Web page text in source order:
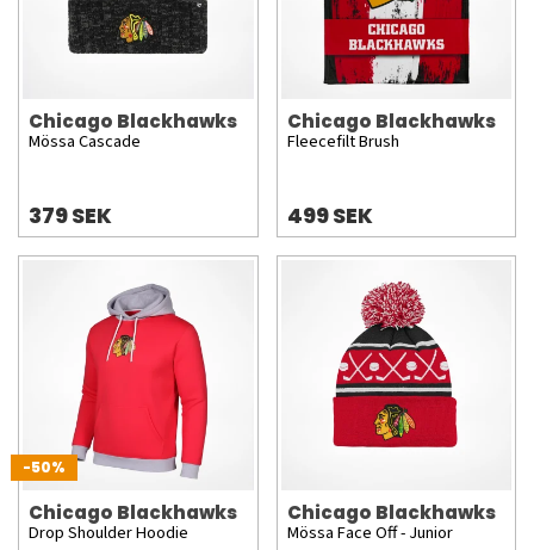
Chicago Blackhawks
Mössa Cascade
379 SEK
Chicago Blackhawks
Fleecefilt Brush
499 SEK
-50%
Chicago Blackhawks
Drop Shoulder Hoodie
Chicago Blackhawks
Mössa Face Off - Junior